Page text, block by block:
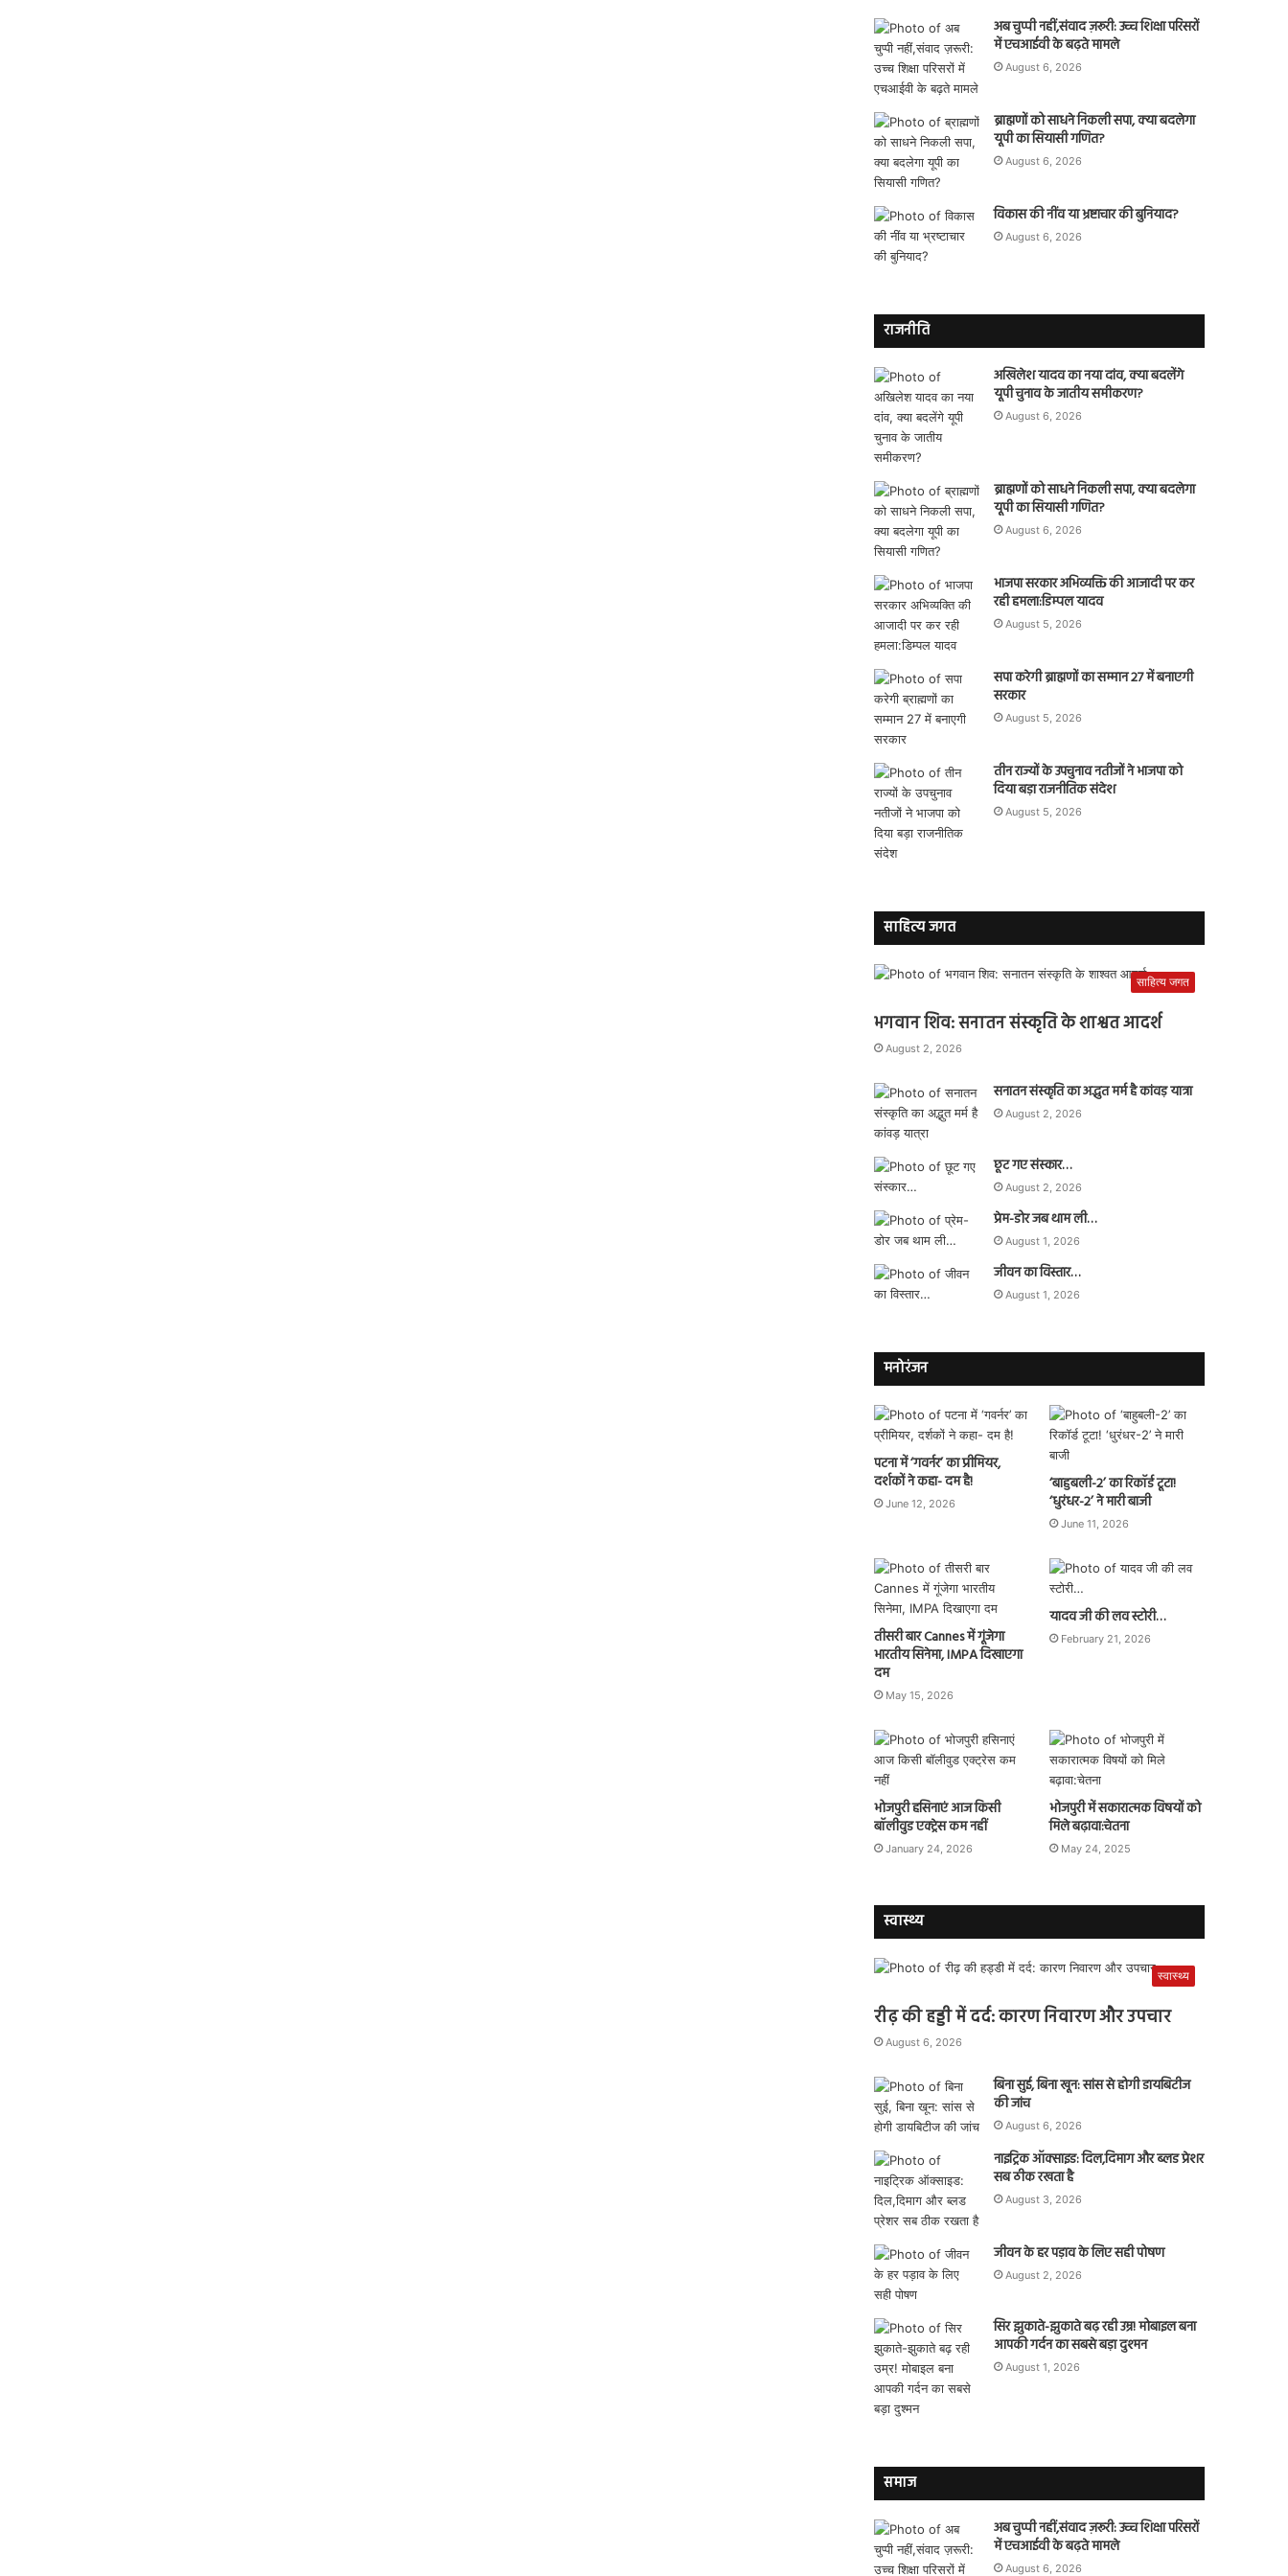
अब चुप्पी नहीं,संवाद ज़रूरी: उच्च शिक्षा परिसरों
में एचआईवी के बढ़ते मामले
August 6, 2026
ब्राह्मणों को साधने निकली सपा, क्या बदलेगा
यूपी का सियासी गणित?
August 6, 2026
विकास की नींव या भ्रष्टाचार की बुनियाद?
August 6, 2026
राजनीति
अखिलेश यादव का नया दांव, क्या बदलेंगे
यूपी चुनाव के जातीय समीकरण?
August 6, 2026
ब्राह्मणों को साधने निकली सपा, क्या बदलेगा
यूपी का सियासी गणित?
August 6, 2026
भाजपा सरकार अभिव्यक्ति की आजादी पर कर
रही हमला:डिम्पल यादव
August 5, 2026
सपा करेगी ब्राह्मणों का सम्मान 27 में बनाएगी
सरकार
August 5, 2026
तीन राज्यों के उपचुनाव नतीजों ने भाजपा को
दिया बड़ा राजनीतिक संदेश
August 5, 2026
साहित्य जगत
साहित्य जगत
भगवान शिव: सनातन संस्कृति के शाश्वत आदर्श
August 2, 2026
सनातन संस्कृति का अद्भुत मर्म है कांवड़ यात्रा
August 2, 2026
छूट गए संस्कार…
August 2, 2026
प्रेम-डोर जब थाम ली…
August 1, 2026
जीवन का विस्तार…
August 1, 2026
मनोरंजन
पटना में ‘गवर्नर’ का प्रीमियर,
दर्शकों ने कहा- दम है!
June 12, 2026
‘बाहुबली-2’ का रिकॉर्ड टूटा!
‘धुरंधर-2’ ने मारी बाजी
June 11, 2026
तीसरी बार Cannes में गूंजेगा
भारतीय सिनेमा, IMPA दिखाएगा
दम
May 15, 2026
यादव जी की लव स्टोरी…
February 21, 2026
भोजपुरी हसिनाएं आज किसी
बॉलीवुड एक्ट्रेस कम नहीं
January 24, 2026
भोजपुरी में सकारात्मक विषयों को
मिले बढ़ावा:चेतना
May 24, 2025
स्वास्थ्य
स्वास्थ्य
रीढ़ की हड्डी में दर्द: कारण निवारण और उपचार
August 6, 2026
बिना सुई, बिना खून: सांस से होगी डायबिटीज
की जांच
August 6, 2026
नाइट्रिक ऑक्साइड: दिल,दिमाग और ब्लड प्रेशर
सब ठीक रखता है
August 3, 2026
जीवन के हर पड़ाव के लिए सही पोषण
August 2, 2026
सिर झुकाते-झुकाते बढ़ रही उम्र! मोबाइल बना
आपकी गर्दन का सबसे बड़ा दुश्मन
August 1, 2026
समाज
अब चुप्पी नहीं,संवाद ज़रूरी: उच्च शिक्षा परिसरों
में एचआईवी के बढ़ते मामले
August 6, 2026